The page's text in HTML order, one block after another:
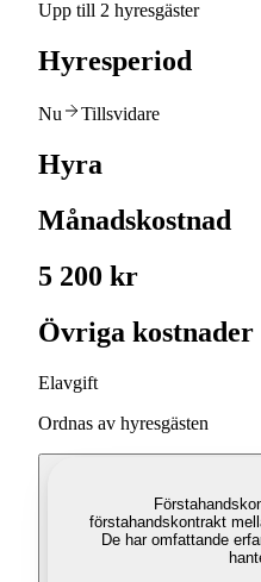
Upp till 2 hyresgäster
Hyresperiod
Nu Tillsvidare
Hyra
Månadskostnad
5 200 kr
Övriga kostnader
Elavgift
Ordnas av hyresgästen
förstahandskontrakt
De har omfattande